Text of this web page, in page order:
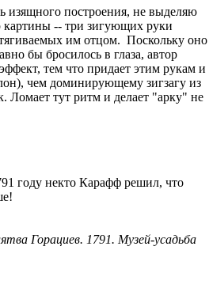
изящного построения, не выделяю
-- три зигующих руки
им отцом. Поскольку оно
бы бросилось в глаза, автор
тем что придает этим рукам и
чем доминирующему зигзагу из
Ломает тут ритм и делает "арку" не
году некто Карафф решил, что
Горациев. 1791. Музей-усадьба